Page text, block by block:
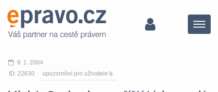
Menu
9. 1. 2004
ID: 22630
upozornění pro uživatele